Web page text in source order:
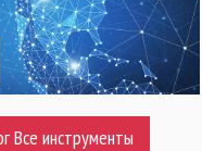
Все инструменты